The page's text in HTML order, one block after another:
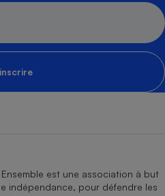
est une association à but
indépendance, pour défendre les